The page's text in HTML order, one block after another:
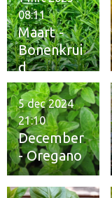
Maart -
Bonenkrui
d
08:11
December
- Oregano
5 dec 2024
21:10